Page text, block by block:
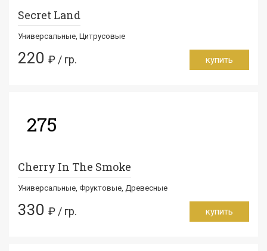
Secret Land
Универсальные, Цитрусовые
220 ₽ / гр. купить
275
Cherry In The Smoke
Универсальные, Фруктовые, Древесные
330 ₽ / гр. купить